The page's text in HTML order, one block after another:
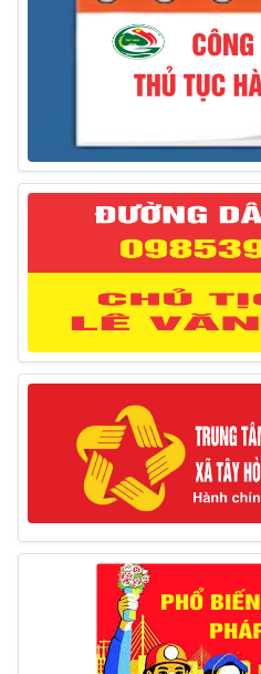
Thông báo treo cờ Tổ
Ngày giải phóng tỉnh Phú Yên
28/03/2025
Thông báo giới thiệu,
cho Liên danh Hengtong
27/03/2025
Thông báo đăng ký
tháng 3/2025 của Chủ tịch
12/03/2025
Thông báo lịch công
tịch UBND huyện và Phó
10/03/2025
Thông báo tổ chức
hiện biện pháp khắc phục
17/06/2025
Thông báo đăng ký
tháng 6/2025 của Chủ tịch
26/05/2025